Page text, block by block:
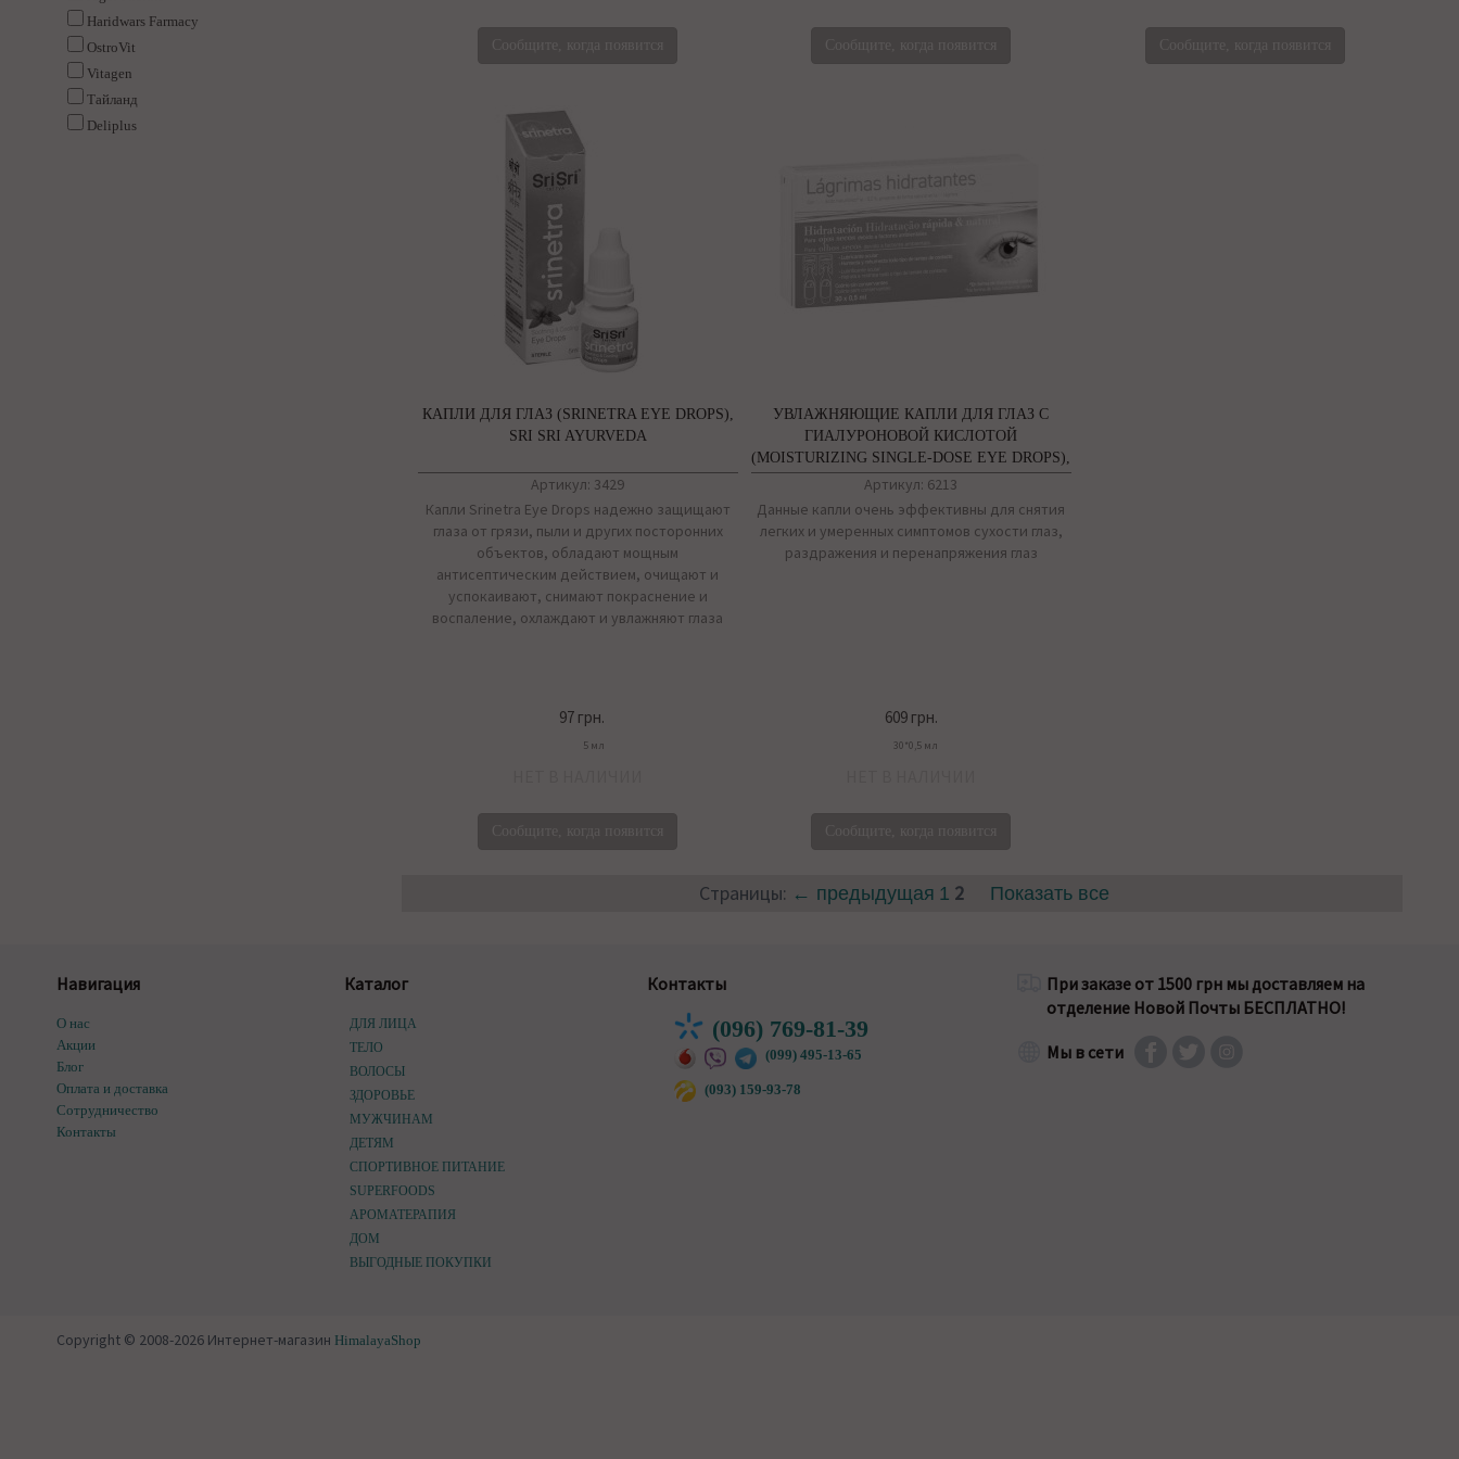
Haridwars Farmacy
OstroVit
Vitagen
Тайланд
Deliplus
КАПЛИ ДЛЯ ГЛАЗ (SRINETRA EYE DROPS),
SRI SRI AYURVEDA
Артикул: 3429
Капли Srinetra Eye Drops надежно защищают
глаза от грязи, пыли и других посторонних
объектов, обладают мощным
антисептическим действием, очищают и
успокаивают, снимают покраснение и
воспаление, охлаждают и увлажняют глаза
97 грн.
5 мл
УВЛАЖНЯЮЩИЕ КАПЛИ ДЛЯ ГЛАЗ С
ГИАЛУРОНОВОЙ КИСЛОТОЙ
(MOISTURIZING SINGLE-DOSE EYE DROPS),
DELIPLUS
Артикул: 6213
Данные капли очень эффективны для снятия
легких и умеренных симптомов сухости глаз,
раздражения и перенапряжения глаз
609 грн.
30*0,5 мл
Страницы: ← предыдущая 1 2 Показать все
Навигация
О нас
Акции
Блог
Оплата и доставка
Сотрудничество
Контакты
Каталог
ДЛЯ ЛИЦА
ТЕЛО
ВОЛОСЫ
ЗДОРОВЬЕ
МУЖЧИНАМ
ДЕТЯМ
СПОРТИВНОЕ ПИТАНИЕ
SUPERFOODS
АРОМАТЕРАПИЯ
ДОМ
ВЫГОДНЫЕ ПОКУПКИ
Контакты
(096) 769-81-39
(099) 495-13-65
(093) 159-93-78
При заказе от 1500 грн мы доставляем на
отделение Новой Почты БЕСПЛАТНО!
Мы в сети
Copyright © 2008-2026 Интернет-магазин HimalayaShop